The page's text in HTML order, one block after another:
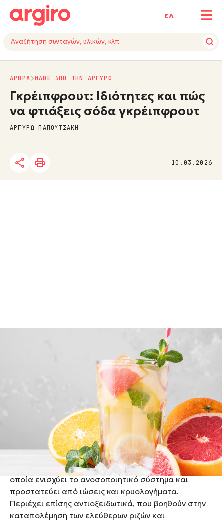
ΕΛ
10.03.2026
ΑΡΘΡΑ ΜΑΘΕ ΑΠΟ ΤΗΝ ΑΡΓΥΡΩ
Γκρέιπφρουτ: Ιδιότητες και πώς
να φτιάξεις σόδα γκρέιπφρουτ
ΑΡΓΥΡΩ ΠΑΠΟΥΤΣΑΚΗ
Το γκρέιπφρουτ είναι έναεσπεριδοειδέςμε έντονη,
δροσερή γεύση και ξεχωριστό άρωμα. Εκτός από
απολαυστικό, είναι και ιδιαίτερα ωφέλιμο για τον
οργανισμό, ενώ αποτελεί εξαιρετική βάση για
φυσικά ροφήματα όπως η σπιτική σόδα
γκρέιπφρουτ.
Ιδιότητες & οφέλη του γκρέιπφρουτ
Το γκρέιπφρουτ είναι πλούσιο σεβιταμίνη C, η
οποία ενισχύει το ανοσοποιητικό σύστημα και
προστατεύει από ιώσεις και κρυολογήματα.
Περιέχει επίσης αντιοξειδωτικά, που βοηθούν στην
καταπολέμηση των ελεύθερων ριζών και